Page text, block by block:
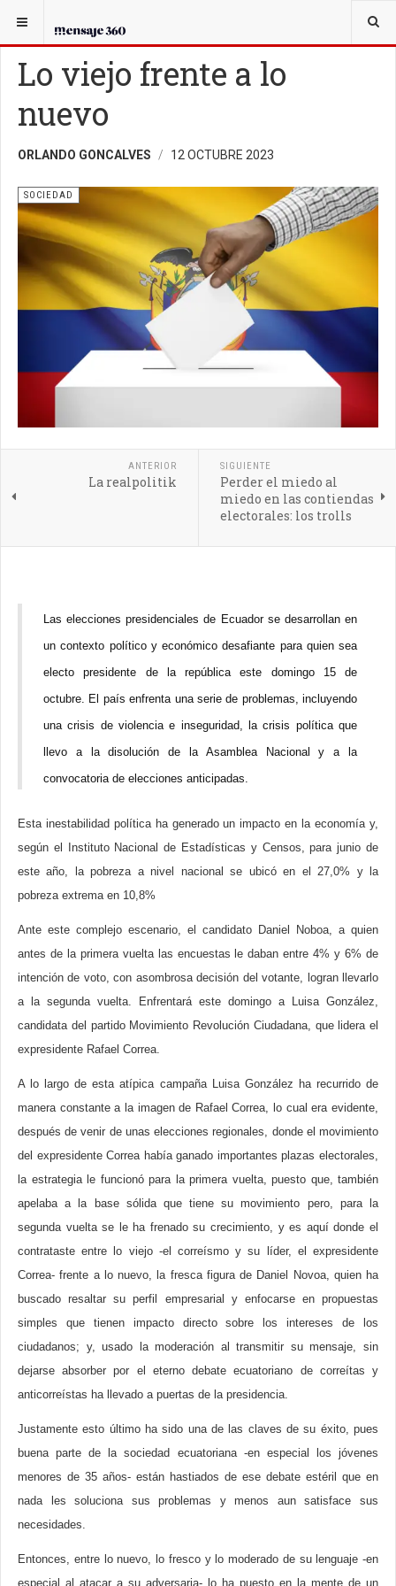
USTED ESTÁ AQUÍ:
Lo viejo frente a lo
nuevo
ORLANDO GONCALVES 12 OCTUBRE 2023
SOCIEDAD
ANTERIOR
La realpolitik
SIGUIENTE
Perder el miedo al
miedo en las contiendas
electorales: los trolls
Las elecciones presidenciales de Ecuador se desarrollan en
un contexto político y económico desafiante para quien sea
electo presidente de la república este domingo 15 de
octubre. El país enfrenta una serie de problemas, incluyendo
una crisis de violencia e inseguridad, la crisis política que
llevo a la disolución de la Asamblea Nacional y a la
convocatoria de elecciones anticipadas.
Esta inestabilidad política ha generado un impacto en la economía y,
según el Instituto Nacional de Estadísticas y Censos, para junio de
este año, la pobreza a nivel nacional se ubicó en el 27,0% y la
pobreza extrema en 10,8%
Ante este complejo escenario, el candidato Daniel Noboa, a quien
antes de la primera vuelta las encuestas le daban entre 4% y 6% de
intención de voto, con asombrosa decisión del votante, logran llevarlo
a la segunda vuelta. Enfrentará este domingo a Luisa González,
candidata del partido Movimiento Revolución Ciudadana, que lidera el
expresidente Rafael Correa.
A lo largo de esta atípica campaña Luisa González ha recurrido de
manera constante a la imagen de Rafael Correa, lo cual era evidente,
después de venir de unas elecciones regionales, donde el movimiento
del expresidente Correa había ganado importantes plazas electorales,
la estrategia le funcionó para la primera vuelta, puesto que, también
apelaba a la base sólida que tiene su movimiento pero, para la
segunda vuelta se le ha frenado su crecimiento, y es aquí donde el
contrataste entre lo viejo -el correísmo y su líder, el expresidente
Correa- frente a lo nuevo, la fresca figura de Daniel Novoa, quien ha
buscado resaltar su perfil empresarial y enfocarse en propuestas
simples que tienen impacto directo sobre los intereses de los
ciudadanos; y, usado la moderación al transmitir su mensaje, sin
dejarse absorber por el eterno debate ecuatoriano de correítas y
anticorreístas ha llevado a puertas de la presidencia.
Justamente esto último ha sido una de las claves de su éxito, pues
buena parte de la sociedad ecuatoriana -en especial los jóvenes
menores de 35 años- están hastiados de ese debate estéril que en
nada les soluciona sus problemas y menos aun satisface sus
necesidades.
Entonces, entre lo nuevo, lo fresco y lo moderado de su lenguaje -en
especial al atacar a su adversaria- lo ha puesto en la mente de un